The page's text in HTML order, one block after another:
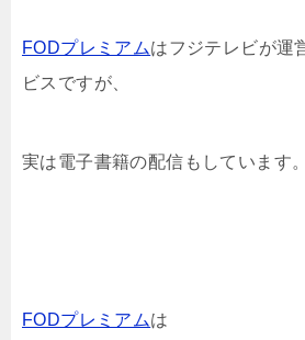
FODプレミアムはフジテレビが運
ビスですが、
実は電子書籍の配信もしています。
FODプレミアムは